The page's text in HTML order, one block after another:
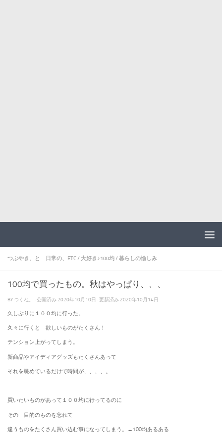
つぶやき、と 日常の、ETC/ 大好き♪100均/ 暮らしの愉しみ
100均で買ったもの。秋はやっぱり、、、
BYつくね。 · 公開済み 2020年10月10日 · 更新済み 2020年10月14日
久しぶりに１００均に行った。
久々に行くと 欲しいものがたくさん！
テンション上がってしまう。
新商品やアイディアグッズもたくさんあって
それを眺めているだけで時間が、、、、。
買いたいものがあって１００均に行ってるのに
その 目的のものを忘れて
違うものをたくさん買い込む事になってしまう。←100均あるある